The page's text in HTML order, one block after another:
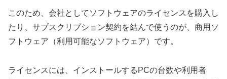
このため、会社としてソフトウェアのライセンスを購入し
たり、サブスクリプション契約を結んで使うのが、商用ソ
フトウェア（利用可能なソフトウェア）です。
ライセンスには、インストールするPCの台数や利用者